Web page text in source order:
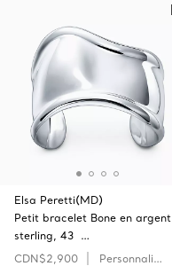
Elsa Peretti(MD)
Petit bracelet Bone en argent
sterling, 43 …
CDN$2,900
Personnaliser